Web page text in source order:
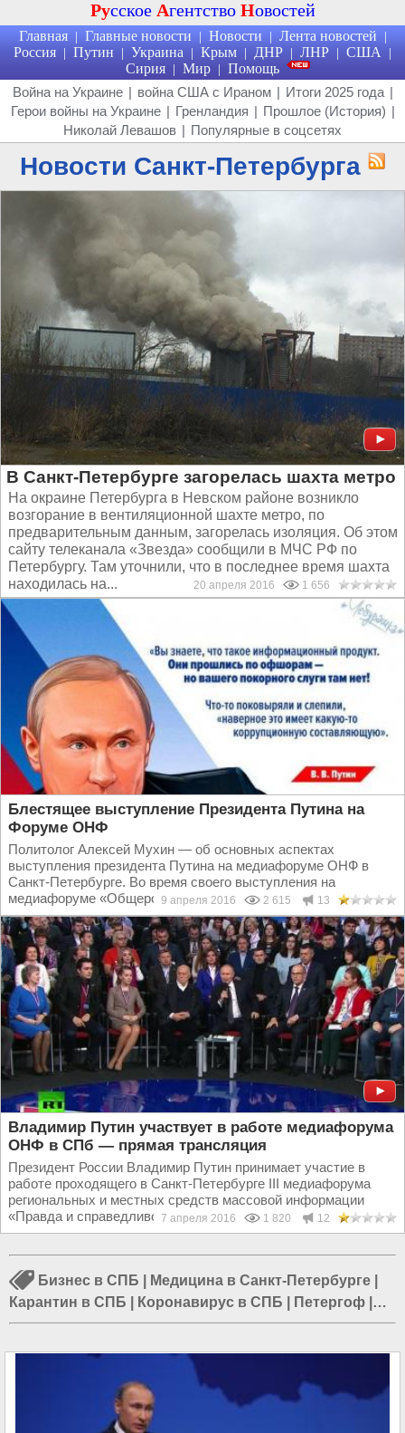
Русское Агентство Новостей
Главная | Главные новости | Новости | Лента новостей |
Россия | Путин | Украина | Крым | ДНР | ЛНР | США |
Сирия | Мир | Помощь
Война на Украине | война США с Ираном | Итоги 2025 года |
Герои войны на Украине | Гренландия | Прошлое (История) |
Николай Левашов | Популярные в соцсетях
Новости Санкт-Петербурга
В Санкт-Петербурге загорелась шахта метро
На окраине Петербурга в Невском районе возникло
возгорание в вентиляционной шахте метро, по
предварительным данным, загорелась изоляция. Об этом
сайту телеканала «Звезда» сообщили в МЧС РФ по
Петербургу. Там уточнили, что в последнее время шахта
находилась на...
20 апреля 2016 1 656
Блестящее выступление Президента Путина на
Форуме ОНФ
Политолог Алексей Мухин — об основных аспектах
выступления президента Путина на медиафоруме ОНФ в
Санкт-Петербурге. Во время своего выступления на
медиафоруме «Общероссийского народного фронта» в...
9 апреля 2016 2 615 13
Владимир Путин участвует в работе медиафорума
ОНФ в СПб — прямая трансляция
Президент России Владимир Путин принимает участие в
работе проходящего в Санкт-Петербурге III медиафорума
региональных и местных средств массовой информации
«Правда и справедливость». Президент России, лидер...
7 апреля 2016 1 820 12
Бизнес в СПБ Медицина в Санкт-Петербурге
Карантин в СПБ
Коронавирус в СПБ Петергоф
Происшествия в СПБ|Евреи в Санкт-Петербурге|
Блокада Ленинграда
в Санкт-Петербурге